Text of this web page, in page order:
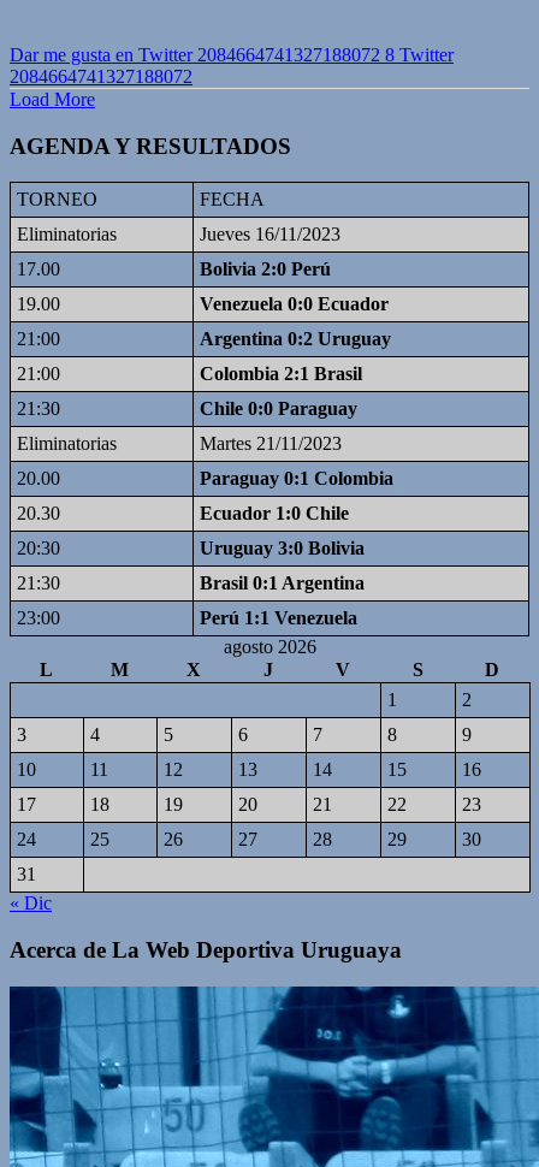
Dar me gusta en Twitter 2084664741327188072 8 Twitter
2084664741327188072
Load More
AGENDA Y RESULTADOS
TORNEO
FECHA
Eliminatorias
Jueves 16/11/2023
17.00
Bolivia 2:0 Perú
19.00
Venezuela 0:0 Ecuador
21:00
Argentina 0:2 Uruguay
21:00
Colombia 2:1 Brasil
21:30
Chile 0:0 Paraguay
Eliminatorias
Martes 21/11/2023
20.00
Paraguay 0:1 Colombia
20.30
Ecuador 1:0 Chile
20:30
Uruguay 3:0 Bolivia
21:30
Brasil 0:1 Argentina
23:00
Perú 1:1 Venezuela
agosto 2026
L
M X J V S
D
1
2
3
4 5 6 7 8
9
10
11 12 13 14 15
16
17
18 19 20 21 22
23
24
25 26 27 28 29
30
31
« Dic
Acerca de La Web Deportiva Uruguaya